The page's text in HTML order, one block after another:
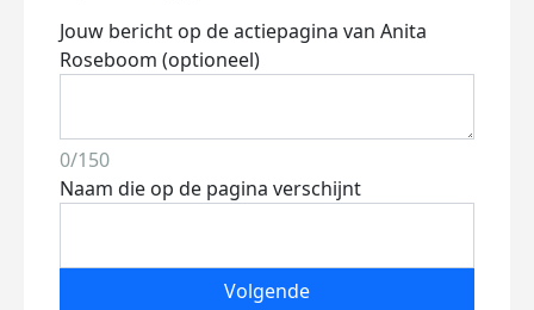
Jouw bericht op de actiepagina van Anita
Roseboom (optioneel)
0/150
Naam die op de pagina verschijnt
Volgende